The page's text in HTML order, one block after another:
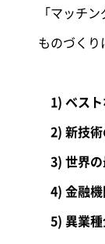
「マッチ
ものづくり
1) ベスト
2) 新技術
3) 世界の
4) 金融機
5) 異業種